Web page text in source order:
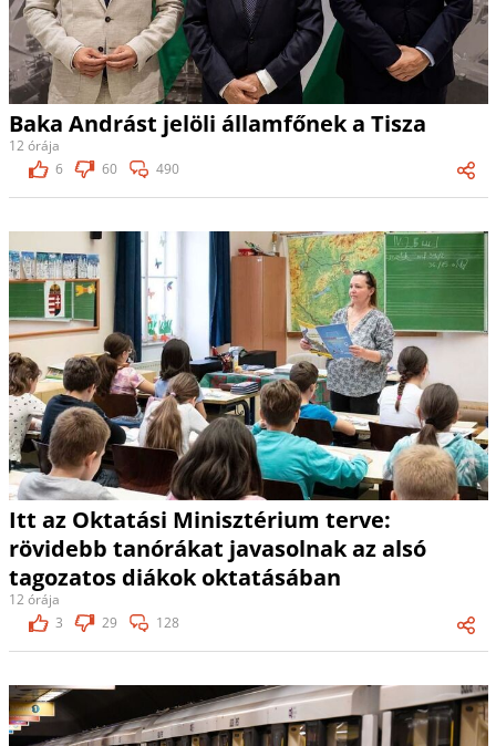
Baka Andrást jelöli államfőnek a Tisza
12 órája
6
60 490
Itt az Oktatási Minisztérium terve:
rövidebb tanórákat javasolnak az alsó
tagozatos diákok oktatásában
12 órája
3
29 128